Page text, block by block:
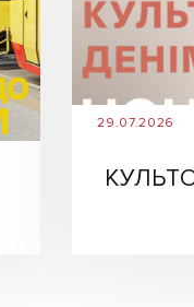
29.07.2026